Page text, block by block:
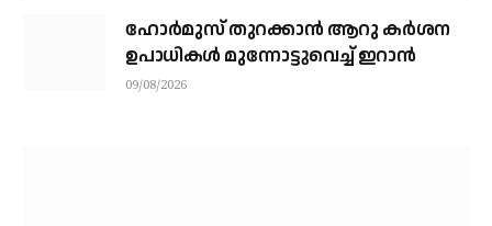
ഹോർമുസ് തുറക്കാൻ ആറു കർശന
ഉപാധികൾ മുന്നോട്ടുവെച്ച് ഇറാൻ
09/08/2026